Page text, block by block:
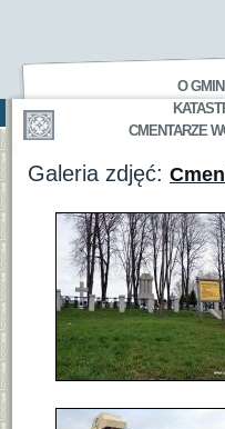
O
CMENTARZE
Galeria zdjęć: